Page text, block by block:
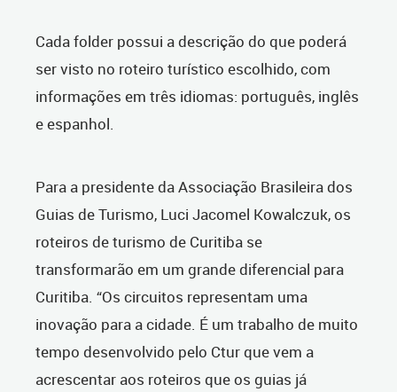
Cada folder possui a descrição do que poderá
ser visto no roteiro turístico escolhido, com
informações em três idiomas: português, inglês
e espanhol.
Para a presidente da Associação Brasileira dos
Guias de Turismo, Luci Jacomel Kowalczuk, os
roteiros de turismo de Curitiba se
transformarão em um grande diferencial para
Curitiba. “Os circuitos representam uma
inovação para a cidade. É um trabalho de muito
tempo desenvolvido pelo Ctur que vem a
acrescentar aos roteiros que os guias já